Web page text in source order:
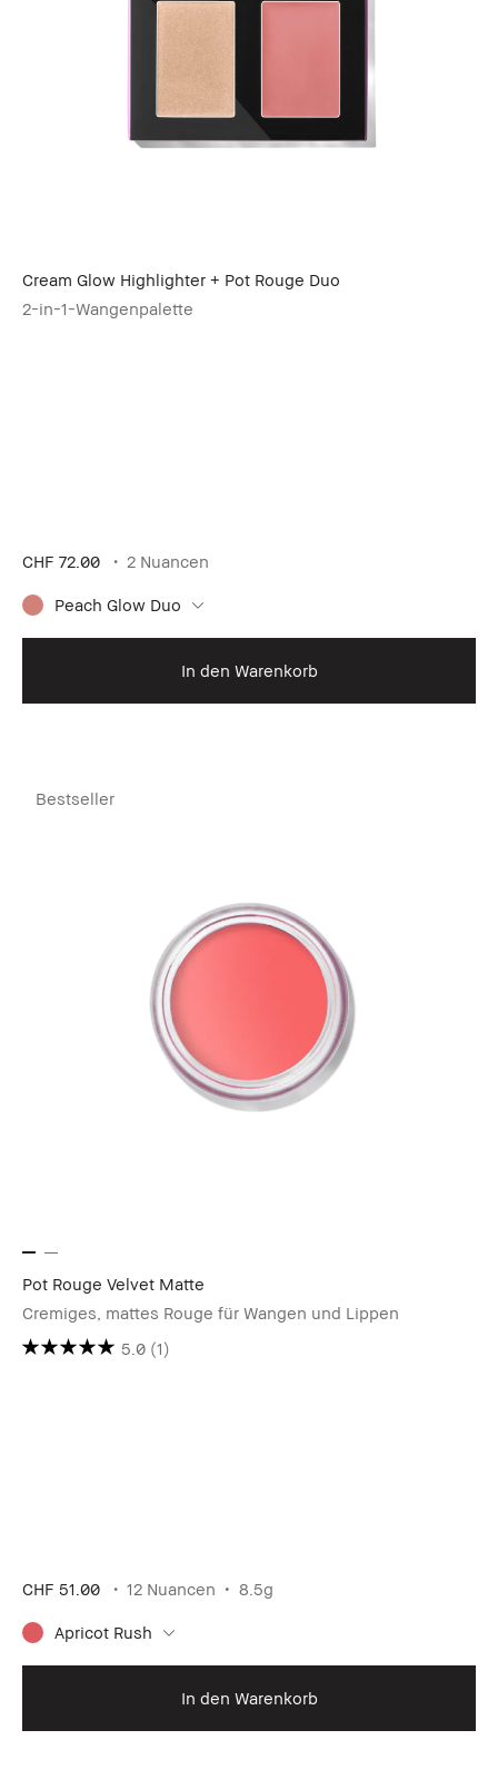
Cream Glow Highlighter + Pot Rouge Duo
2-in-1-Wangenpalette
CHF 72.00 2 Nuancen
Peach Glow Duo
In den Warenkorb
Bestseller
Pot Rouge Velvet Matte
Cremiges, mattes Rouge für Wangen und Lippen
5.0 (1)
CHF 51.00 12 Nuancen 8.5g
Apricot Rush
In den Warenkorb